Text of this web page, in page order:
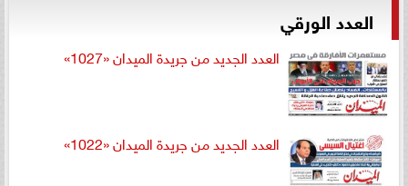
العدد الورقي
العدد الجديد من جريدة الميدان «1027»
العدد الجديد من جريدة الميدان «1022»